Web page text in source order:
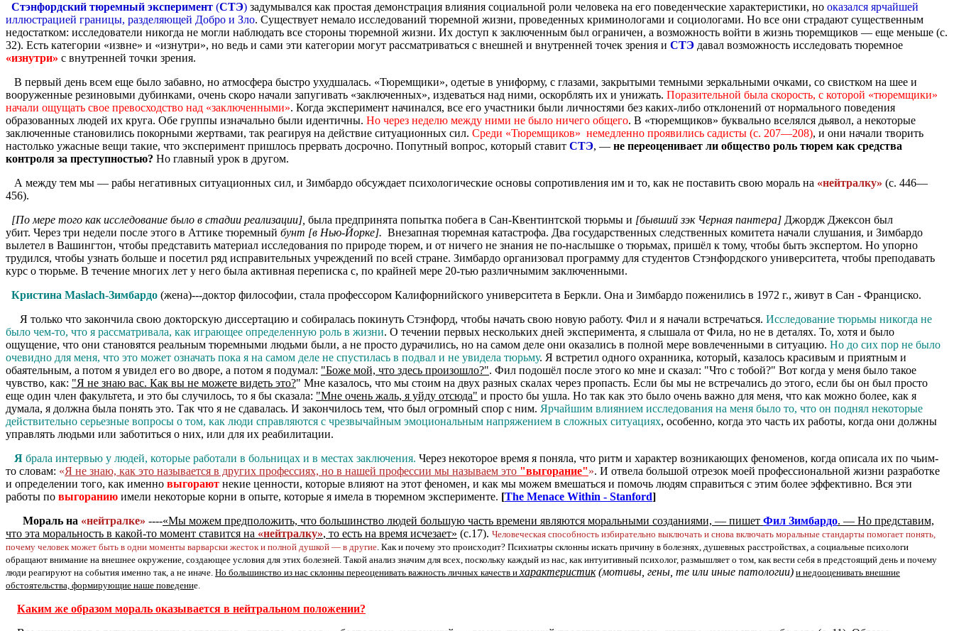
Стэнфордский тюремный эксперимент (СТЭ) задумывался как простая демонстрация влияния социальной роли человека на его поведенческие характеристики, но оказался ярчайшей
иллюстрацией границы, разделяющей Добро и Зло. Существует немало исследований тюремной жизни, проведенных криминологами и социологами. Но все они страдают существенным
недостатком: исследователи никогда не могли наблюдать все стороны тюремной жизни. Их доступ к заключенным был ограничен, а возможность войти в жизнь тюремщиков — еще меньше (с.
32). Есть категории «извне» и «изнутри», но ведь и сами эти категории могут рассматриваться с внешней и внутренней точек зрения и СТЭ давал возможность исследовать тюремное
«изнутри» с внутренней точки зрения.
В первый день всем еще было забавно, но атмосфера быстро ухудшалась. «Тюремщики», одетые в униформу, с глазами, закрытыми темными зеркальными очками, со свистком на шее и
вооруженные резиновыми дубинками, очень скоро начали запугивать «заключенных», издеваться над ними, оскорблять их и унижать. Поразительной была скорость, с которой «тюремщики»
начали ощущать свое превосходство над «заключенными». Когда эксперимент начинался, все его участники были личностями без каких-либо отклонений от нормального поведения
образованных людей их круга. Обе группы изначально были идентичны. Но через неделю между ними не было ничего общего. В «тюремщиков» буквально вселялся дьявол, а некоторые
заключенные становились покорными жертвами, так реагируя на действие ситуационных сил. Среди «Тюремщиков» немедленно проявились садисты (с. 207—208), и они начали творить
настолько ужасные вещи такие, что эксперимент пришлось прервать досрочно. Попутный вопрос, который ставит СТЭ, — не переоценивает ли общество роль тюрем как средства
контроля за преступностью? Но главный урок в другом.
А между тем мы — рабы негативных ситуационных сил, и Зимбардо обсуждает психологические основы сопротивления им и то, как не поставить свою мораль на «нейтралку» (с. 446—
456).
[По мере того как исследование было в стадии реализации], была предпринята попытка побега в Сан-Квентинтской тюрьмы и [бывший зэк Черная пантера] Джордж Джексон был
убит. Через три недели после этого в Аттике тюремный бунт [в Нью-Йорке]. Внезапная тюремная катастрофа. Два государственных следственных комитета начали слушания, и Зимбардо
вылетел в Вашингтон, чтобы представить материал исследования по природе тюрем, и от ничего не знания не по-наслышке о тюрьмах, пришёл к тому, чтобы быть экспертом. Но упорно
трудился, чтобы узнать больше и посетил ряд исправительных учреждений по всей стране. Зимбардо организовал программу для студентов Стэнфордского университета, чтобы преподавать
курс о тюрьме. В течение многих лет у него была активная переписка с, по крайней мере 20-тью различнымим заключенными.
Кристина Maslach-Зимбардо (жена)---доктор философии, стала профессором Калифорнийского университета в Беркли. Она и Зимбардо поженились в 1972 г., живут в Сан - Франциско.
Я только что закончила свою докторскую диссертацию и собиралась покинуть Стэнфорд, чтобы начать свою новую работу. Фил и я начали встречаться. Исследование тюрьмы никогда не
было чем-то, что я рассматривала, как играющее определенную роль в жизни. О течении первых нескольких дней эксперимента, я слышала от Фила, но не в деталях. То, хотя и было
ощущение, что они становятся реальным тюремными людьми были, а не просто дурачились, но на самом деле они оказались в полной мере вовлеченными в ситуацию. Но до сих пор не было
очевидно для меня, что это может означать пока я на самом деле не спустилась в подвал и не увидела тюрьму. Я встретил одного охранника, который, казалось красивым и приятным и
обаятельным, а потом я увидел его во дворе, а потом я подумал: "Боже мой, что здесь произошло?". Фил подошёл после этого ко мне и сказал: "Что с тобой?" Вот когда у меня было такое
чувство, как: "Я не знаю вас. Как вы не можете видеть это?" Мне казалось, что мы стоим на двух разных скалах через пропасть. Если бы мы не встречались до этого, если бы он был просто
еще один член факультета, и это бы случилось, то я бы сказала: "Мне очень жаль, я уйду отсюда" и просто бы ушла. Но так как это было очень важно для меня, что как можно более, как я
думала, я должна была понять это. Так что я не сдавалась. И закончилось тем, что был огромный спор с ним. Ярчайшим влиянием исследования на меня было то, что он поднял некоторые
действительно серьезные вопросы о том, как люди справляются с чрезвычайным эмоциональным напряжением в сложных ситуациях, особенно, когда это часть их работы, когда они должны
управлять людьми или заботиться о них, или для их реабилитации.
Я брала интервью у людей, которые работали в больницах и в местах заключения. Через некоторое время я поняла, что ритм и характер возникающих феноменов, когда описала их по чьим-
то словам: «Я не знаю, как это называется в других профессиях, но в нашей профессии мы называем это "выгорание"». И отвела большой отрезок моей профессиональной жизни разработке
и определении того, как именно выгорают некие ценности, которые влияют на этот феномен, и как мы можем вмешаться и помочь людям справиться с этим более эффективно. Вся эти
работы по выгоранию имели некоторые корни в опыте, которые я имела в тюремном эксперименте. [The Menace Within - Stanford]
Мораль на «нейтралке» ----«Мы можем предположить, что большинство людей большую часть времени являются моральными созданиями, — пишет Фил Зимбардо. — Но представим,
что эта мораль­ность в какой-то момент ставится на «нейтралку», то есть на время исчезает» (с.17). Человеческая способность избирательно выключать и снова включать моральные стандарты помогает понять,
почему человек может быть в одни моменты варварски жесток и полной душкой — в другие. Как и почему это происходит? Психиатры склонны искать причину в болезнях, душевных расстройствах, а социальные психологи
обращают внимание на внешнее окружение, создающее условия для этих болезней. Такой анализ значим для всех, поскольку каждый из нас, как интуитивный психолог, размышляет о том, как вести себя в предстоящий день и почему
люди реагируют на события именно так, а не иначе. Но большинство из нас склонны переоценивать важность личных качеств ихарактеристик(мотивы, гены, те или иные патологии) и недооценивать внешние
обстоятельства, формирующие наше поведение.
Каким же образом мораль оказывается в нейтральном положении?